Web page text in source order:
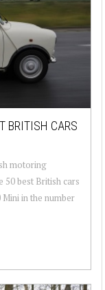
BRITISH CARS
motoring
50 best British cars
in the number